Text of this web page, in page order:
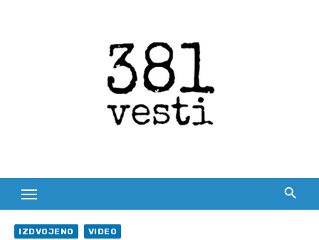
IZDVOJENO VIDEO